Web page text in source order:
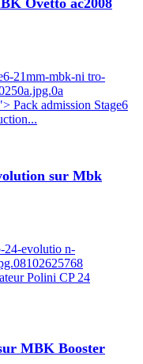
21mm-mbk-ni tro-
Pack admission Stage6
sur Mbk
24-evolutio n-
Polini CP 24
MBK Booster